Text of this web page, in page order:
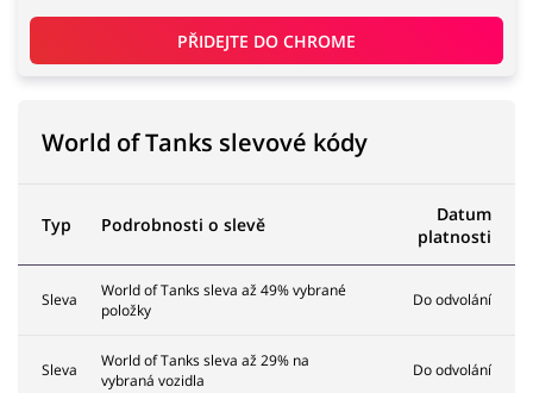
PŘIDEJTE DO CHROME
World of Tanks slevové kódy
Typ Podrobnosti o slevě
Datum
platnosti
Sleva
World of Tanks sleva až 49% vybrané
položky
Do odvolání
Sleva
World of Tanks sleva až 29% na
vybraná vozidla
Do odvolání